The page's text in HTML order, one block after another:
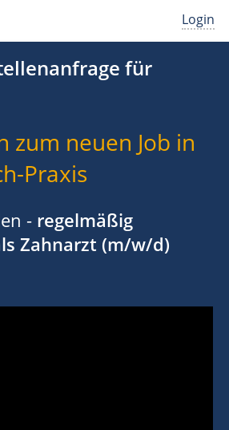
Login
für
zum neuen Job in
Praxis
- regelmäßig
Zahnarzt (m/w/d)